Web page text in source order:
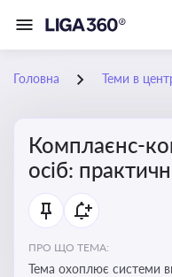
Головна Теми в
Комплаєнс-
осіб:
ПРО ЩО ТЕМА:
Тема охоплює системи